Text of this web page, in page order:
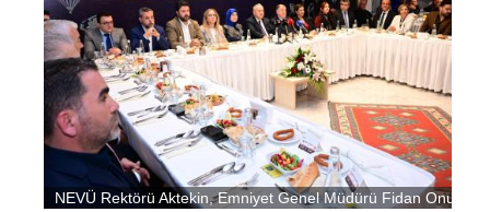
NEVÜ Rektörü Aktekin, Emniyet Genel Müdürü Fidan Onuruna